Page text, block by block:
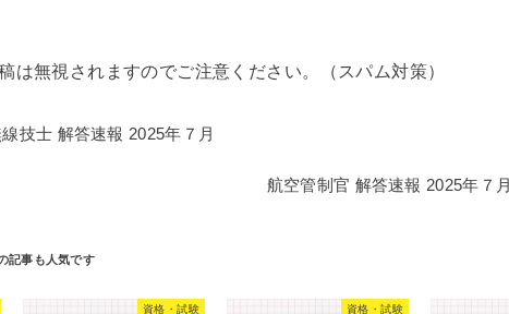
は無視されますのでご注意ください。（スパム対策）
技士 解答速報 2025年７月
航空管制官 解答速報 2025年７月
資格・試験 資格・試験